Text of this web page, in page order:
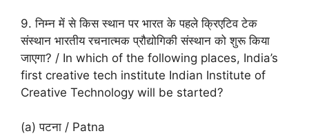
9. निम्न में से किस स्थान पर भारत के पहले क्रिएटिव टेक
संस्थान भारतीय रचनात्मक प्रौद्योगिकी संस्थान को शुरू किया
जाएगा? / In which of the following places, India’s
first creative tech institute Indian Institute of
Creative Technology will be started?
(a) पटना / Patna